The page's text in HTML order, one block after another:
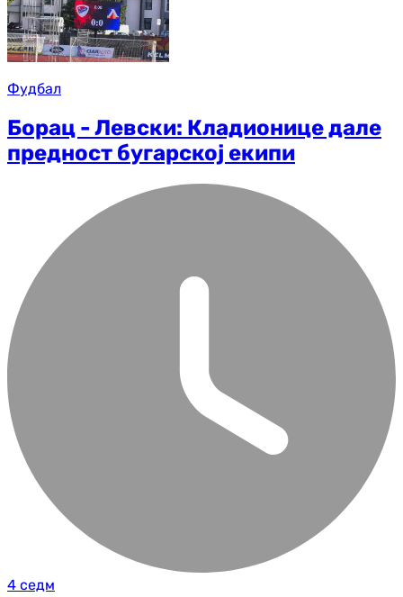
Фудбал
Борац - Левски: Кладионице дале
предност бугарској екипи
4 седм